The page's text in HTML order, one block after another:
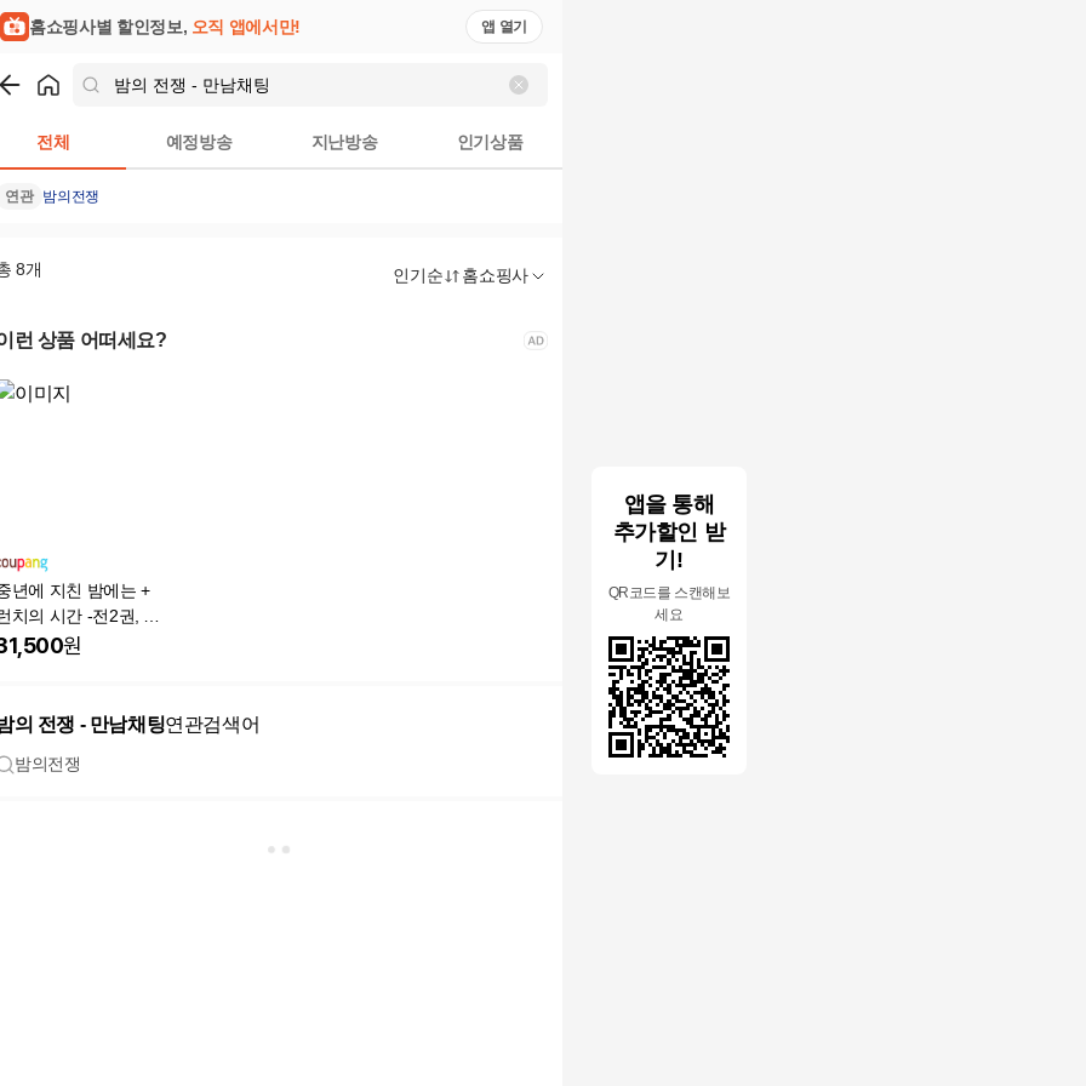
앱을 통해
추가할인 받
기!
QR코드를 스캔해보
세요
홈쇼핑사별 할인정보, 오직 앱에서만! 앱 열기
전체 예정방송 지난방송 인기상품
연관 밤의전쟁
8개 인기순 홈쇼핑사
런 상품 어떠세요?
년에 지친 밤에는 +
치의 시간 -전2권, 북
레스트, 마스다 미리
원
의 전쟁 - 만남채팅연관검색어
밤의전쟁